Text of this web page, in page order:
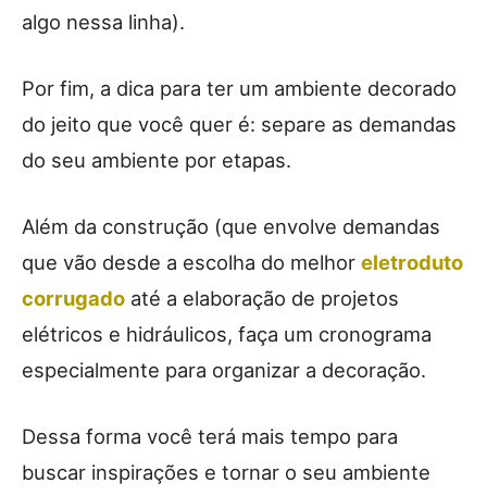
algo nessa linha).
Por fim, a dica para ter um ambiente decorado
do jeito que você quer é: separe as demandas
do seu ambiente por etapas.
Além da construção (que envolve demandas
que vão desde a escolha do melhor eletroduto
corrugado até a elaboração de projetos
elétricos e hidráulicos, faça um cronograma
especialmente para organizar a decoração.
Dessa forma você terá mais tempo para
buscar inspirações e tornar o seu ambiente